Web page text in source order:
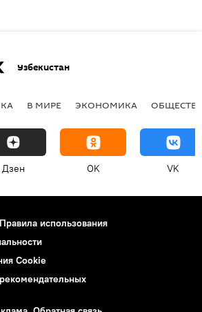
Узбекистан
В МИРЕ ЭКОНОМИКА
Дзен OK VK
Правила использования
Cookie